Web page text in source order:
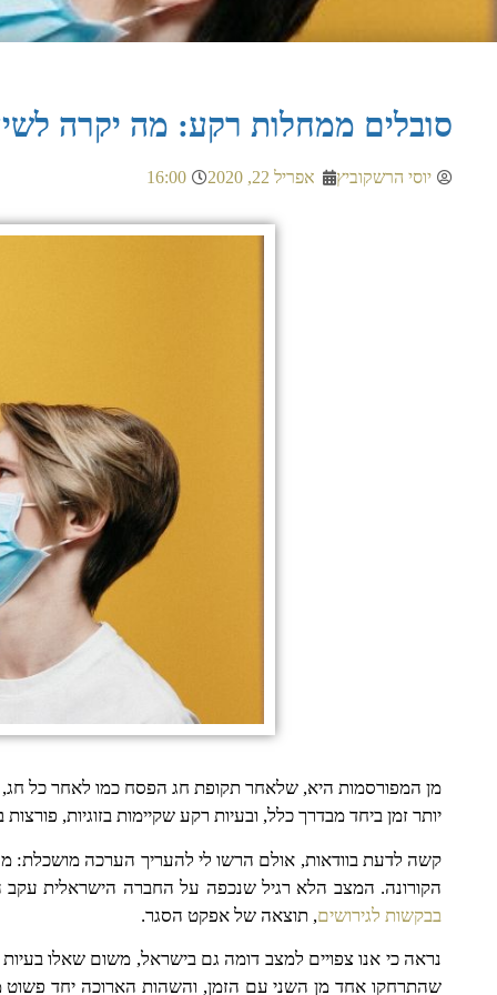
סובלים ממחלות רקע: מה יקרה
יוסי הרשקוביץ אפריל 22, 2020 16:00
מן המפורסמות היא, שלאחר תקופת חג הפסח כמו לאחר כל חג,
יותר זמן ביחד מבדרך כלל, ובעיות רקע שקיימות בזוגיות,
קשה לדעת בוודאות, אולם הרשו לי להעריך הערכה מושכלת:
הקורונה. המצב הלא רגיל שנכפה על החברה הישראלית עקב
בבקשות לגירושים, תוצאה של אפקט הסגר.
נראה כי אנו צפויים למצב דומה גם בישראל, משום שאלו בעיות
שהתרחקו אחד מן השני עם הזמן, והשהות הארוכה יחד פשוט